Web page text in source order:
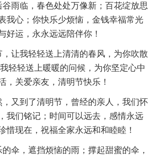
谷雨临，春色处处万像新；百花绽放思
我心；你快乐少烦恼，金钱幸福常光
好运，永永远远陪伴你！
，让我轻轻送上清清的春风，为你吹散
轻轻送上暖暖的问候，为你坚定心中
，关爱亲友，清明节快乐！
，又到了清明节，曾经的亲人，我们怀
我们铭记；时间可以远去，感情永远
惜现在，祝福全家永远和和睦睦！
伞，遮挡烦恼的雨；撑起甜蜜的伞，